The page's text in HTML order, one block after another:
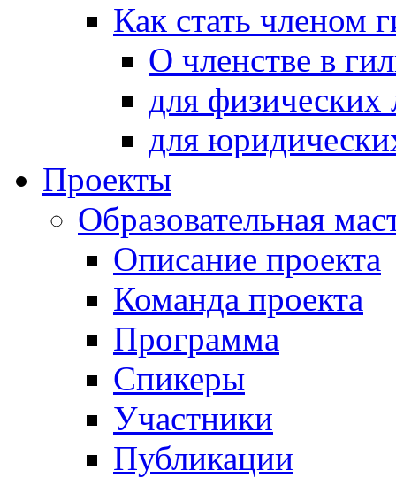
Как стать членом
О членстве в
для физических
для
Проекты
Образовательная
Описание проекта
Команда проекта
Программа
Спикеры
Участники
Публикации